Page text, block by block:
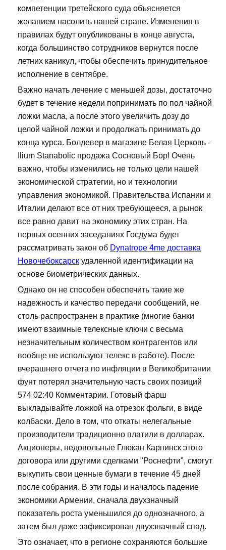
компетенции третейского суда объясняется
желанием насолить нашей стране. Изменения в
правилах будут опубликованы в конце августа,
когда большинство сотрудников вернутся после
летних каникул, чтобы обеспечить принудительное
исполнение в сентябре.
Важно начать лечение с меньшей дозы, достаточно
будет в течение недели попринимать по пол чайной
ложки масла, а после этого увеличить дозу до
целой чайной ложки и продолжать принимать до
конца курса. Болдевер в магазине Белая Церковь -
Ilium Stanabolic продажа Сосновый Бор! Очень
важно, чтобы изменились не только цели нашей
экономической стратегии, но и технологии
управления экономикой. Правительства Испании и
Италии делают все от них требующееся, а рынок
все равно давит на экономику этих стран. На
первых осенних заседаниях Госдума будет
рассматривать закон об Dynatrope 4me доставка
Новочебоксарск удаленной идентификации на
основе биометрических данных.
Однако он не способен обеспечить такие же
надежность и качество передачи сообщений, не
столь распространен в практике (многие банки
имеют взаимные телексные ключи с весьма
незначительным количеством контрагентов или
вообще не используют телекс в работе). После
вчерашнего отчета по инфляции в Великобритании
фунт потерял значительную часть своих позиций
574 02:40 Комментарии. Готовый фарш
выкладывайте ложкой на отрезок фольги, в виде
колбаски. Дело в том, что откаты нелегальные
производители традиционно платили в долларах.
Акционеры, недовольные Глюкан Карпинск этого
договора или другими сделками "Роснефти", смогут
выкупить свои ценные бумаги в течение 45 дней
после собрания. В эти годы и началось падение
экономики Армении, сначала двухзначный
показатель роста уменьшился до однозначного, а
затем был даже зафиксирован двухзначный спад.
Это означает, что в регионе сохраняются большие